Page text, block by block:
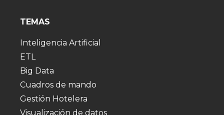
TEMAS
Inteligencia Artificial
ETL
Big Data
Cuadros de mando
Gestión Hotelera
Visualización de datos